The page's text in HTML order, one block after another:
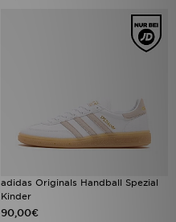
adidas Originals Handball Spezial
Kinder
90,00€